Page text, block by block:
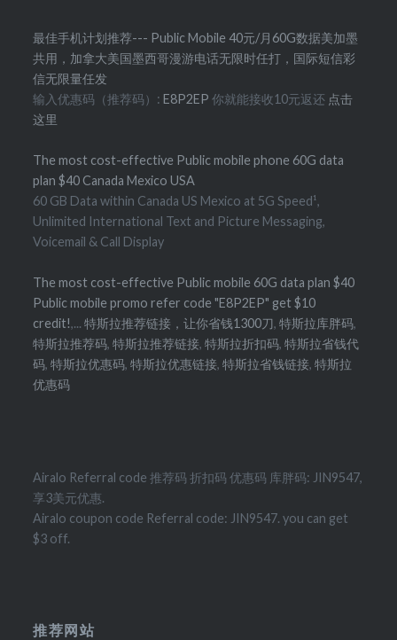
最佳手机计划推荐--- Public Mobile 40元/月60G数据美加墨
共用，加拿大美国墨西哥漫游电话无限时任打，国际短信彩
信无限量任发
输入优惠码（推荐码）:E8P2EP你就能接收10元返还 点击
这里
The most cost-effective Public mobile phone 60G data
plan $40 Canada Mexico USA
60 GB Data within Canada US Mexico at 5G Speed¹,
Unlimited International Text and Picture Messaging,
Voicemail & Call Display
The most cost-effective Public mobile 60G data plan $40
Public mobile promo refer code "E8P2EP" get $10
credit!,...特斯拉推荐链接，让你省钱1300刀,特斯拉库胖码,
特斯拉推荐码,特斯拉推荐链接,特斯拉折扣码,特斯拉省钱代
码,特斯拉优惠码,特斯拉优惠链接, 特斯拉省钱链接,特斯拉
优惠码
Airalo Referral code 推荐码 折扣码 优惠码 库胖码: JIN9547,
享3美元优惠.
Airalo coupon code Referral code: JIN9547. you can get
$3 off.
推荐网站